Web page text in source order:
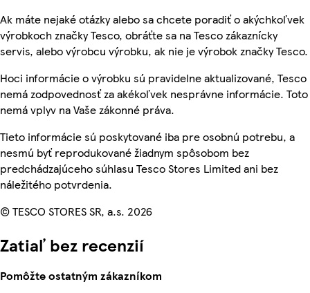
Ak máte nejaké otázky alebo sa chcete poradiť o akýchkoľvek
výrobkoch značky Tesco, obráťte sa na Tesco zákaznícky
servis, alebo výrobcu výrobku, ak nie je výrobok značky Tesco.
Hoci informácie o výrobku sú pravidelne aktualizované, Tesco
nemá zodpovednosť za akékoľvek nesprávne informácie. Toto
nemá vplyv na Vaše zákonné práva.
Tieto informácie sú poskytované iba pre osobnú potrebu, a
nesmú byť reprodukované žiadnym spôsobom bez
predchádzajúceho súhlasu Tesco Stores Limited ani bez
náležitého potvrdenia.
© TESCO STORES SR, a.s. 2026
Zatiaľ bez recenzií
Pomôžte ostatným zákazníkom